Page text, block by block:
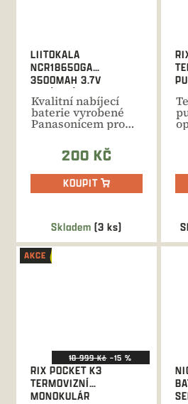
Skladem (3 ks)
LIITOKALA
NCR18650GA
3500MAH 3.7V
NABÍJECÍ BATERIE
Kvalitní nabíjecí
baterie vyrobené
Panasonicem pro
značku LiitoKala.
200 KČ
KOUPIT
AKCE
18 999 Kč –15 %
RIX POCKET K3
TERMOVIZNÍ
MONOKULÁR